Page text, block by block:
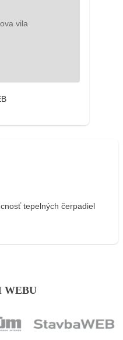
tepelných čerpadiel
WEBU